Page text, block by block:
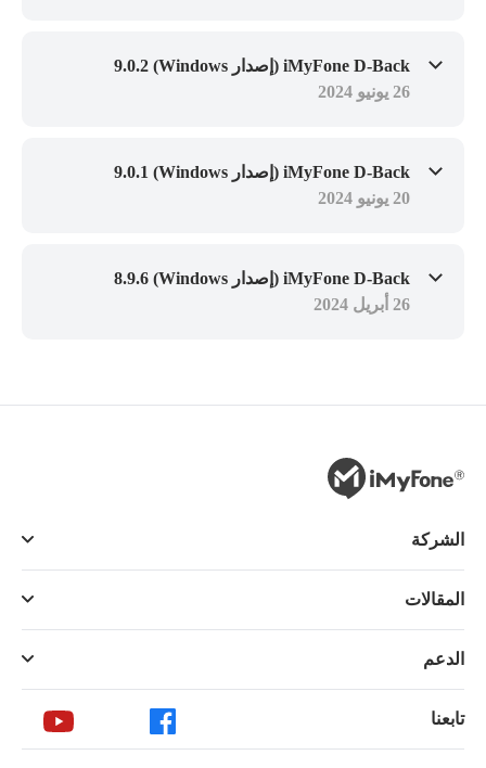
iMyFone D-Back (إصدار Windows) 9.0.2
26 يونيو 2024
iMyFone D-Back (إصدار Windows) 9.0.1
20 يونيو 2024
iMyFone D-Back (إصدار Windows) 8.9.6
26 أبريل 2024
الشركة
المقالات
الدعم
تابعنا